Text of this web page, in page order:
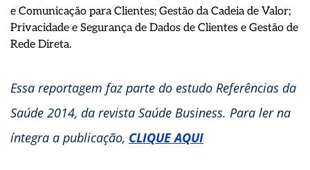
e Comunicação para Clientes; Gestão da Cadeia de Valor;
Privacidade e Segurança de Dados de Clientes e Gestão de
Rede Direta.
Essa reportagem faz parte do estudo Referências da
Saúde 2014, da revista Saúde Business. Para ler na
íntegra a publicação, CLIQUE AQUI